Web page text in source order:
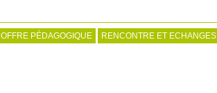
OFFRE PÉDAGOGIQUE RENCONTRE ET ECHANGES